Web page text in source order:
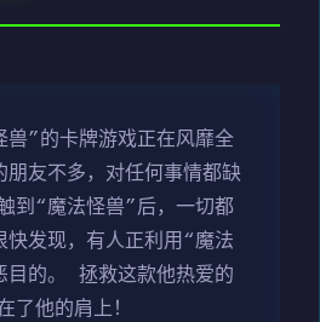
兽”的卡牌游戏正在风靡全
友不多，对任何事情都缺
到“魔法怪兽”后，一切都
发现，有人正利用“魔法
目的。 拯救这款他热爱的
了他的肩上！